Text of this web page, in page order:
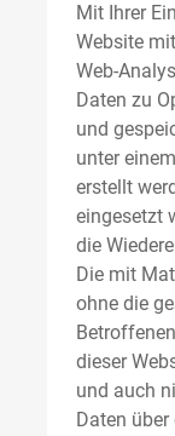
Mit Ihrer
Website
Web-
Daten zu
und
unter
erstellt
eingesetzt
die
Die mit
ohne die
dieser
und auch
Daten